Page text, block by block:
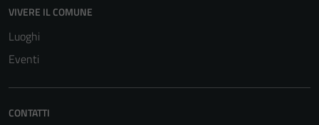
VIVERE IL COMUNE
Luoghi
Eventi
CONTATTI